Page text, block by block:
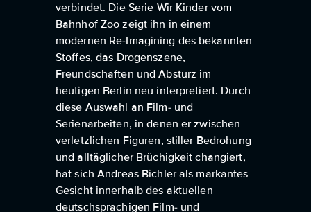
verbindet. Die Serie Wir Kinder vom
Bahnhof Zoo zeigt ihn in einem
modernen Re-Imagining des bekannten
Stoffes, das Drogenszene,
Freundschaften und Absturz im
heutigen Berlin neu interpretiert. Durch
diese Auswahl an Film- und
Serienarbeiten, in denen er zwischen
verletzlichen Figuren, stiller Bedrohung
und alltäglicher Brüchigkeit changiert,
hat sich Andreas Bichler als markantes
Gesicht innerhalb des aktuellen
deutschsprachigen Film- und